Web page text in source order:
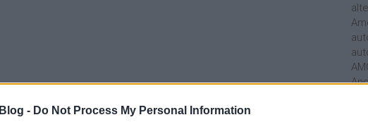
Blog - Do Not Process My Personal Information